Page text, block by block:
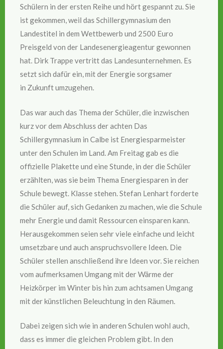
Schülern in der ersten Reihe und hört gespannt zu. Sie
ist gekommen, weil das Schillergymnasium den
Landestitel in dem Wettbewerb und 2500 Euro
Preisgeld von der Landesenergieagentur gewonnen
hat. Dirk Trappe vertritt das Landesunternehmen. Es
setzt sich dafür ein, mit der Energie sorgsamer
in Zukunft umzugehen.
Das war auch das Thema der Schüler, die inzwischen
kurz vor dem Abschluss der achten Das
Schillergymnasium in Calbe ist Energiesparmeister
unter den Schulen im Land. Am Freitag gab es die
offizielle Plakette und eine Stunde, in der die Schüler
erzählten, was sie beim Thema Energiesparen in der
Schule bewegt. Klasse stehen. Stefan Lenhart forderte
die Schüler auf, sich Gedanken zu machen, wie die Schule
mehr Energie und damit Ressourcen einsparen kann.
Herausgekommen seien sehr viele einfache und leicht
umsetzbare und auch anspruchsvollere Ideen. Die
Schüler stellen anschließend ihre Ideen vor. Sie reichen
vom aufmerksamen Umgang mit der Wärme der
Heizkörper im Winter bis hin zum achtsamen Umgang
mit der künstlichen Beleuchtung in den Räumen.
Dabei zeigen sich wie in anderen Schulen wohl auch,
dass es immer die gleichen Problem gibt. In den